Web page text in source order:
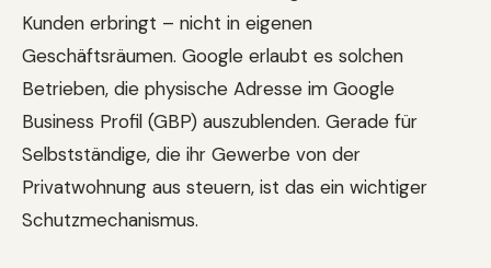
Kunden erbringt – nicht in eigenen
Geschäftsräumen. Google erlaubt es solchen
Betrieben, die physische Adresse im Google
Business Profil (GBP) auszublenden. Gerade für
Selbstständige, die ihr Gewerbe von der
Privatwohnung aus steuern, ist das ein wichtiger
Schutzmechanismus.